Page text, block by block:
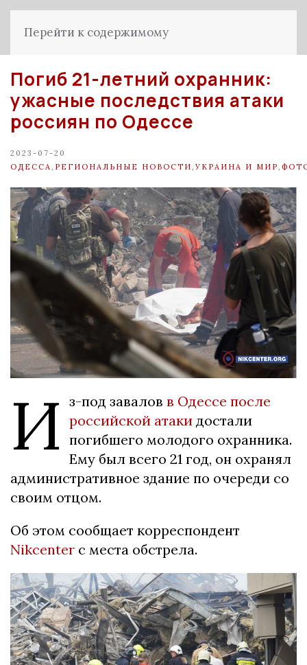
Перейти к содержимому
Погиб 21-летний охранник:
ужасные последствия атаки
россиян по Одессе
2023-07-20
ОДЕССА
РЕГИОНАЛЬНЫЕ НОВОСТИ УКРАИНА И МИР
И з-под завалов в Одессе после
российской атаки достали
погибшего молодого охранника.
Ему был всего 21 год, он охранял
административное здание по очереди со
своим отцом.
Об этом сообщает корреспондент
Nikcenter с места обстрела.